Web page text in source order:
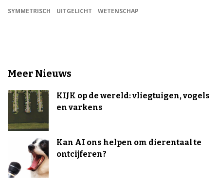
SYMMETRISCH
UITGELICHT WETENSCHAP
Meer Nieuws
KIJK op de wereld: vliegtuigen, vogels
en varkens
Kan AI ons helpen om dierentaal te
ontcijferen?